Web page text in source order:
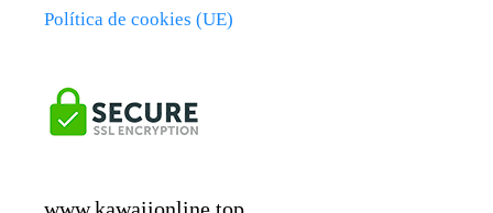
Política de cookies (UE)